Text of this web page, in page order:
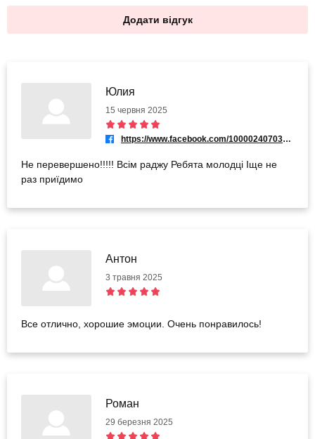
Додати відгук
Юлия
15 червня 2025
https://www.facebook.com/100002407038906
Не перевершено!!!!! Всім раджу Ребята молодці Іще не
раз приїдимо
Антон
3 травня 2025
Все отлично, хорошие эмоции. Очень понравилось!
Роман
29 березня 2025